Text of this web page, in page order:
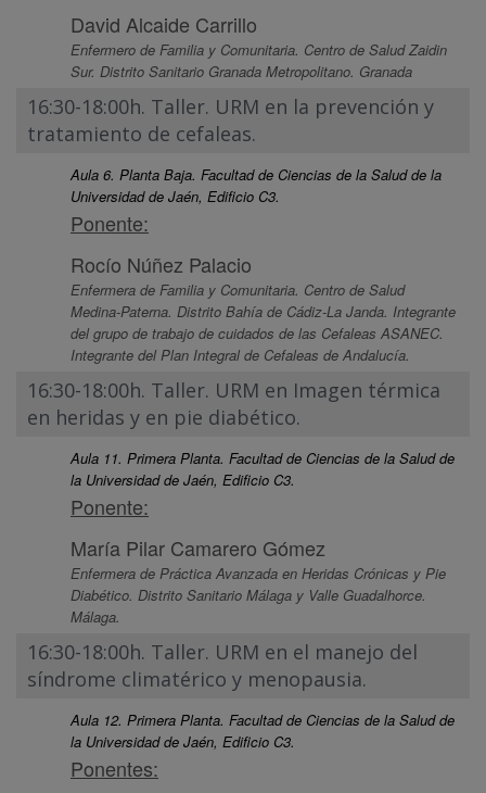
David Alcaide Carrillo
Enfermero de Familia y Comunitaria. Centro de Salud Zaidin
Sur. Distrito Sanitario Granada Metropolitano. Granada
16:30-18:00h. Taller. URM en la prevención y
tratamiento de cefaleas.
Aula 6. Planta Baja. Facultad de Ciencias de la Salud de la
Universidad de Jaén, Edificio C3.
Ponente:
Rocío Núñez Palacio
Enfermera de Familia y Comunitaria. Centro de Salud
Medina-Paterna. Distrito Bahía de Cádiz-La Janda. Integrante
del grupo de trabajo de cuidados de las Cefaleas ASANEC.
Integrante del Plan Integral de Cefaleas de Andalucía.
16:30-18:00h. Taller. URM en Imagen térmica
en heridas y en pie diabético.
Aula 11. Primera Planta. Facultad de Ciencias de la Salud de
la Universidad de Jaén, Edificio C3.
Ponente:
María Pilar Camarero Gómez
Enfermera de Práctica Avanzada en Heridas Crónicas y Pie
Diabético. Distrito Sanitario Málaga y Valle Guadalhorce.
Málaga.
16:30-18:00h. Taller. URM en el manejo del
síndrome climatérico y menopausia.
Aula 12. Primera Planta. Facultad de Ciencias de la Salud de
la Universidad de Jaén, Edificio C3.
Ponentes: